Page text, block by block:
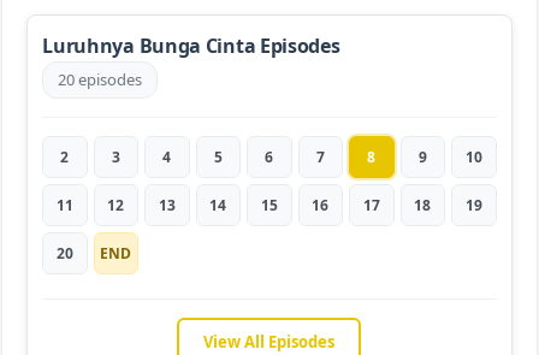
Luruhnya Bunga Cinta Episodes
20 episodes
2 3 4 5 6 7 8 9 10
11 12 13 14 15 16 17 18 19
20 END
View All Episodes